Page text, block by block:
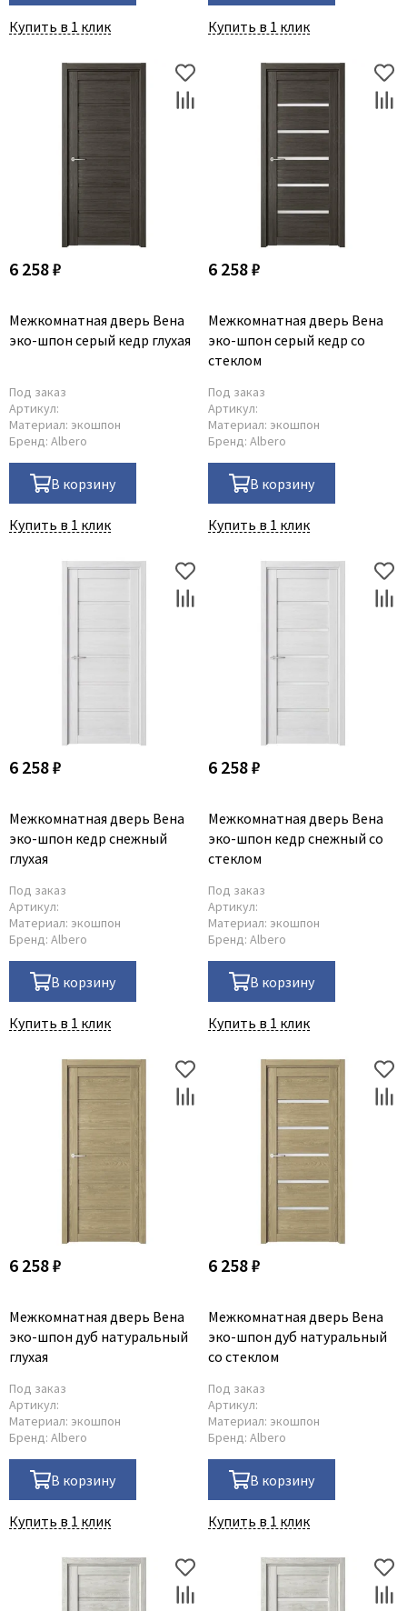
Купить в 1 клик Купить в 1 клик
6 258 ₽
Межкомнатная дверь Вена
эко-шпон серый кедр глухая
Под заказ
Артикул:
Материал: экошпон
Бренд: Albero
В корзину
Купить в 1 клик
6 258 ₽
Межкомнатная дверь Вена
эко-шпон серый кедр со
стеклом
Под заказ
Артикул:
Материал: экошпон
Бренд: Albero
В корзину
Купить в 1 клик
6 258 ₽
Межкомнатная дверь Вена
эко-шпон кедр снежный
глухая
Под заказ
Артикул:
Материал: экошпон
Бренд: Albero
В корзину
Купить в 1 клик
6 258 ₽
Межкомнатная дверь Вена
эко-шпон кедр снежный со
стеклом
Под заказ
Артикул:
Материал: экошпон
Бренд: Albero
В корзину
Купить в 1 клик
6 258 ₽
Межкомнатная дверь Вена
эко-шпон дуб натуральный
глухая
Под заказ
Артикул:
Материал: экошпон
Бренд: Albero
В корзину
Купить в 1 клик
6 258 ₽
Межкомнатная дверь Вена
эко-шпон дуб натуральный
со стеклом
Под заказ
Артикул:
Материал: экошпон
Бренд: Albero
В корзину
Купить в 1 клик